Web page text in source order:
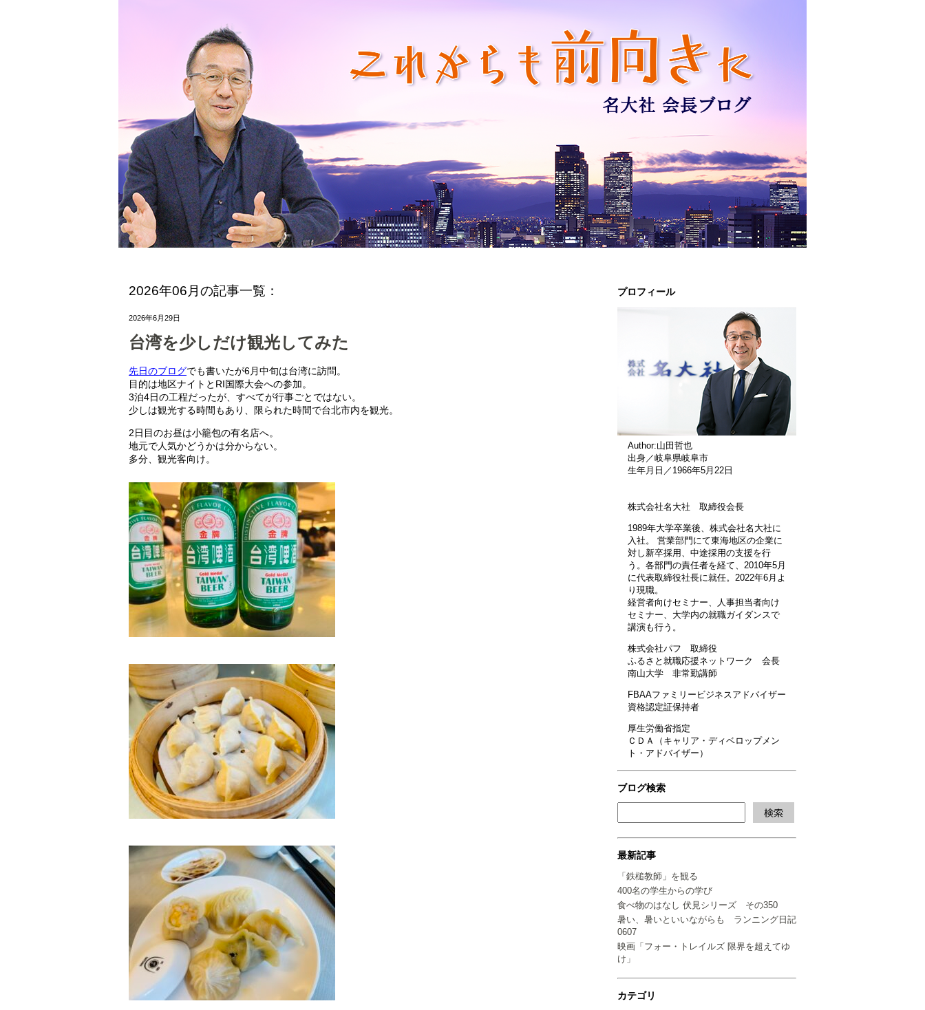
プロフィール
Author:山田哲也
出身／岐阜県岐阜市
生年月日／1966年5月22日
株式会社名大社 取締役会長
1989年大学卒業後、株式会社名大社に
入社。 営業部門にて東海地区の企業に
対し新卒採用、中途採用の支援を行
う。各部門の責任者を経て、2010年5月
に代表取締役社長に就任。2022年6月よ
り現職。
経営者向けセミナー、人事担当者向け
セミナー、大学内の就職ガイダンスで
講演も行う。
株式会社パフ 取締役
ふるさと就職応援ネットワーク 会長
南山大学 非常勤講師
FBAAファミリービジネスアドバイザー
資格認定証保持者
厚生労働省指定
ＣＤＡ（キャリア・ディベロップメン
ト・アドバイザー）
ブログ検索
最新記事
「鉄槌教師」を観る
400名の学生からの学び
食べ物のはなし 伏見シリーズ その350
暑い、暑いといいながらも ランニング日記
0607
映画「フォー・トレイルズ 限界を超えてゆ
け」
カテゴリ
2026年06月の記事一覧：
2026年6月29日
台湾を少しだけ観光してみた
先日のブログでも書いたが6月中旬は台湾に訪問。
目的は地区ナイトとRI国際大会への参加。
3泊4日の工程だったが、すべてが行事ごとではない。
少しは観光する時間もあり、限られた時間で台北市内を観光。
2日目のお昼は小籠包の有名店へ。
地元で人気かどうかは分からない。
多分、観光客向け。